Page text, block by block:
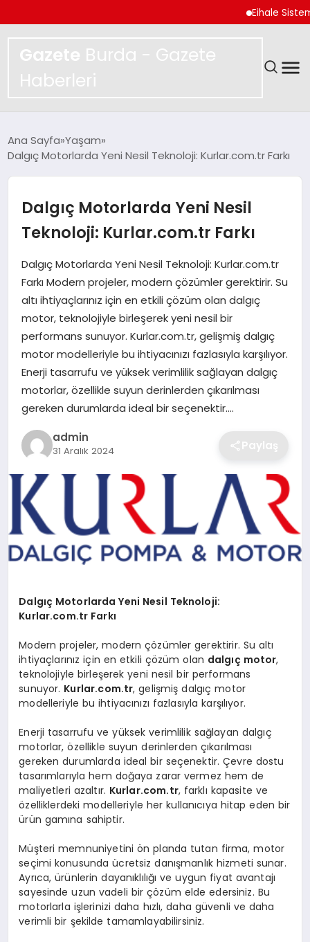
Eihale Sistemi 6
Gazete Burda - Gazete
Haberleri
SPOR
MAGAZIN
YAŞAM
EKONOMI
TEKNOLOJI
SAĞLIK
EĞITIM
DÜNYA
SIYASET
Ana Sayfa Yaşam
Dalgıç Motorlarda Yeni Nesil Teknoloji: Kurlar.com.tr Farkı
Dalgıç Motorlarda Yeni Nesil
Teknoloji: Kurlar.com.tr Farkı
Dalgıç Motorlarda Yeni Nesil Teknoloji: Kurlar.com.tr
Farkı Modern projeler, modern çözümler gerektirir. Su
altı ihtiyaçlarınız için en etkili çözüm olan dalgıç
motor, teknolojiyle birleşerek yeni nesil bir
performans sunuyor. Kurlar.com.tr, gelişmiş dalgıç
motor modelleriyle bu ihtiyacınızı fazlasıyla karşılıyor.
Enerji tasarrufu ve yüksek verimlilik sağlayan dalgıç
motorlar, özellikle suyun derinlerden çıkarılması
gereken durumlarda ideal bir seçenektir….
admin
31 Aralık 2024 Paylaş
Dalgıç Motorlarda Yeni Nesil Teknoloji:
Kurlar.com.tr Farkı
Modern projeler, modern çözümler gerektirir. Su altı
ihtiyaçlarınız için en etkili çözüm olan dalgıç motor,
teknolojiyle birleşerek yeni nesil bir performans
sunuyor. Kurlar.com.tr, gelişmiş dalgıç motor
modelleriyle bu ihtiyacınızı fazlasıyla karşılıyor.
Enerji tasarrufu ve yüksek verimlilik sağlayan dalgıç
motorlar, özellikle suyun derinlerden çıkarılması
gereken durumlarda ideal bir seçenektir. Çevre dostu
tasarımlarıyla hem doğaya zarar vermez hem de
maliyetleri azaltır. Kurlar.com.tr, farklı kapasite ve
özelliklerdeki modelleriyle her kullanıcıya hitap eden bir
ürün gamına sahiptir.
Müşteri memnuniyetini ön planda tutan firma, motor
seçimi konusunda ücretsiz danışmanlık hizmeti sunar.
Ayrıca, ürünlerin dayanıklılığı ve uygun fiyat avantajı
sayesinde uzun vadeli bir çözüm elde edersiniz. Bu
motorlarla işlerinizi daha hızlı, daha güvenli ve daha
verimli bir şekilde tamamlayabilirsiniz.